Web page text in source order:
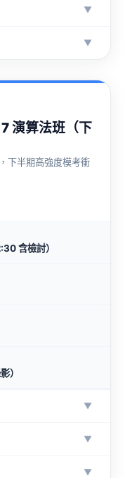
▼
▼
演算法班（下
下半期高強度模考衝
含檢討）
）
▼
▼
▼